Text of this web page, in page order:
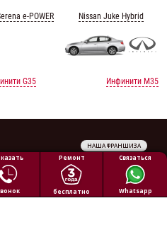
e-POWER Nissan Juke Hybrid
G35 Инфинити M35
НАША ФРАНШИЗА
Обработка персональных данных
Политика конфиденциальности
Полезная информация
© 2026 АВТОПИЛОТ
Ремонт
бесплатно
Связаться
Whatsapp